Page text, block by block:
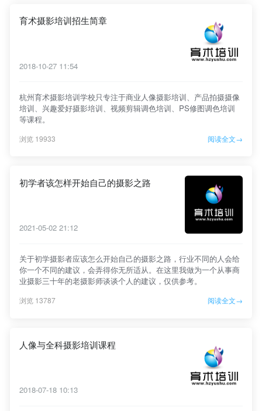
育术摄影培训招生简章
2018-10-27 11:54
杭州育术摄影培训学校只专注于商业人像摄影培训、产品拍摄摄像
培训、兴趣爱好摄影培训、视频剪辑调色培训、PS修图调色培训
等课程。
浏览 19933 阅读全文→
初学者该怎样开始自己的摄影之路
2021-05-02 21:12
关于初学摄影者应该怎么开始自己的摄影之路，行业不同的人会给
你一个不同的建议，会弄得你无所适从。在这里我做为一个从事商
业摄影三十年的老摄影师谈谈个人的建议，仅供参考。
浏览 13787 阅读全文→
人像与全科摄影培训课程
2018-07-18 10:13